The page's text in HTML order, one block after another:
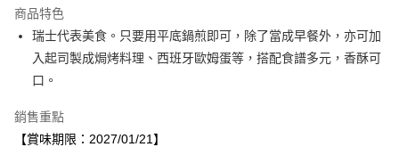
街口支付
悠遊付
全盈+PAY
商品特色
瑞士代表美食。只要用平底鍋煎即可，除了當成早餐外，亦可加
入起司製成焗烤料理、西班牙歐姆蛋等，搭配食譜多元，香酥可
口。
銷售重點
【賞味期限：2027/01/21】